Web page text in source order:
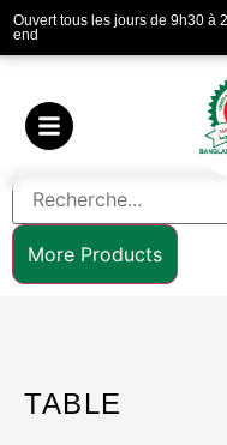
Ouvert tous les jours de 9h30 à
end
More Products
TABLE